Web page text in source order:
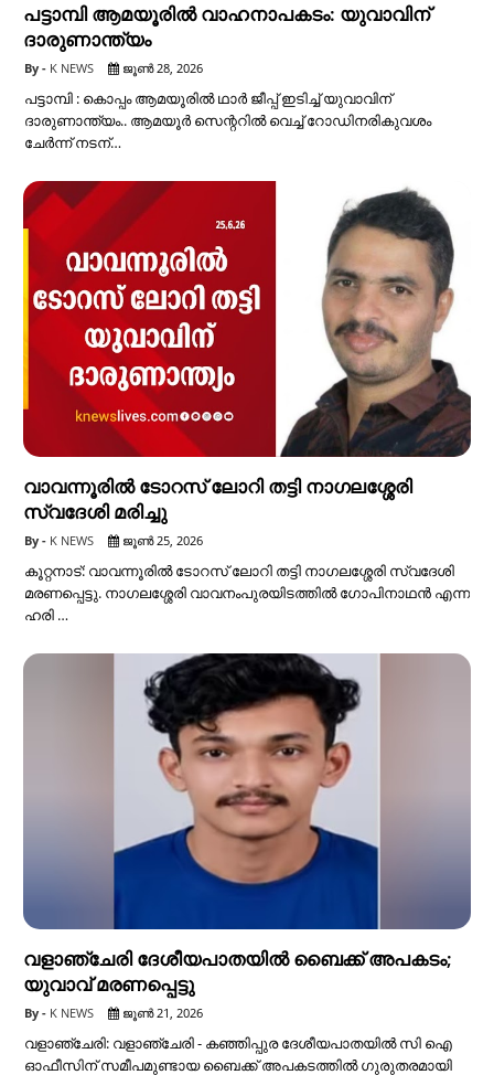
പട്ടാമ്പി ആമയൂരിൽ വാഹനാപകടം: യുവാവിന്
ദാരുണാന്ത്യം
K NEWS ജൂൺ 28, 2026
പട്ടാമ്പി : കൊപ്പം ആമയൂരിൽ ഥാർ ജീപ്പ് ഇടിച്ച് യുവാവിന്
ദാരുണാന്ത്യം.. ആമയൂർ സെന്ററിൽ വെച്ച് റോഡിനരികുവശം
ചേർന്ന് നടന്…
വാവന്നൂരിൽ ടോറസ് ലോറി തട്ടി നാഗലശ്ശേരി
സ്വദേശി മരിച്ചു
K NEWS ജൂൺ 25, 2026
കൂറ്റനാട്: വാവന്നൂരിൽ ടോറസ് ലോറി തട്ടി നാഗലശ്ശേരി സ്വദേശി
മരണപ്പെട്ടു. നാഗലശ്ശേരി വാവനംപുരയിടത്തിൽ ഗോപിനാഥൻ എന്ന
ഹരി …
വളാഞ്ചേരി ദേശീയപാതയിൽ ബൈക്ക് അപകടം;
യുവാവ് മരണപ്പെട്ടു
K NEWS ജൂൺ 21, 2026
വളാഞ്ചേരി: വളാഞ്ചേരി - കഞ്ഞിപ്പുര ദേശീയപാതയിൽ സി ഐ
ഓഫീസിന് സമീപമുണ്ടായ ബൈക്ക് അപകടത്തിൽ ഗുരുതരമായി